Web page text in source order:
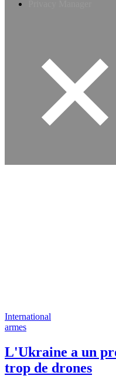
International
armes
L'Ukraine a un
trop de drones